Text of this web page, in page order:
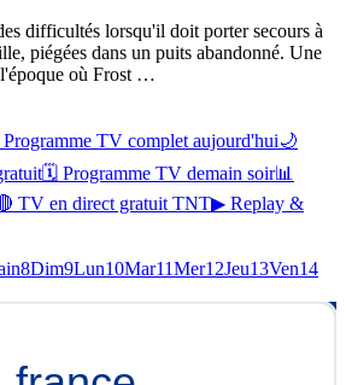
difficultés lorsqu'il doit porter secours à
piégées dans un puits abandonné. Une
où Frost …
TV complet aujourd'hui🌙
🗓 Programme TV demain soir📊
TV en direct gratuit TNT▶ Replay &
8Dim9Lun10Mar11Mer12Jeu13Ven14